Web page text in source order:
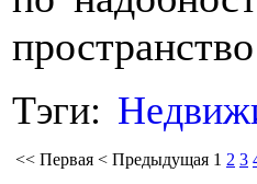
Тэги:
<< Первая < Предыдущая 1 2 3